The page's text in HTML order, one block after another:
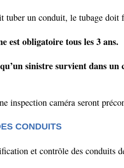
tuber un conduit, le tubage doit
est obligatoire tous les 3 ans.
sinistre survient dans un
inspection caméra seront
CONDUITS
et contrôle des conduits